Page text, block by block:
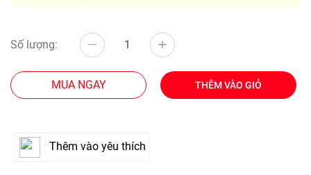
Số lượng:
MUA NGAY THÊM VÀO GIỎ
Thêm vào yêu thích